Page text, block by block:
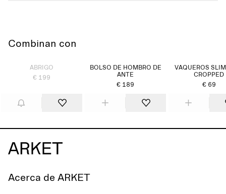
Combinan con
ABRIGO
€ 199
BOLSO DE HOMBRO DE
ANTE
€ 189
VAQUEROS
CROPPED
€ 69
Acerca de ARKET